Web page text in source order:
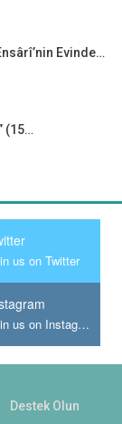
Evinde…
(15…
us on Twitter
Join us on Instagram
Destek Olun